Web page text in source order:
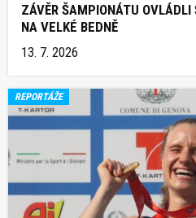
ZÁVĚR ŠAMPIONÁTU OVLÁDLI
NA VELKÉ BEDNĚ
13. 7. 2026
REPORTÁŽE